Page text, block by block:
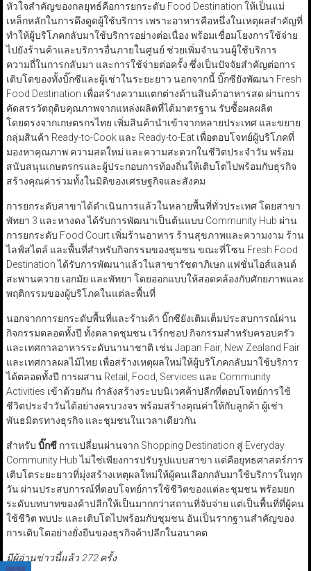
หัวใจสำคัญของกลยุทธ์คือการยกระดับ Food Destination ให้เป็นแม่
เหล็กหลักในการดึงดูดผู้ใช้บริการ เพราะอาหารคือหนึ่งในเหตุผลสำคัญที่
ทำให้ผู้บริโภคกลับมาใช้บริการอย่างต่อเนื่อง พร้อมเชื่อมโยงการใช้จ่าย
ไปยังร้านค้าและบริการอื่นภายในศูนย์ ช่วยเพิ่มจำนวนผู้ใช้บริการ
ความถี่ในการกลับมา และการใช้จ่ายต่อครั้ง ซึ่งเป็นปัจจัยสำคัญต่อการ
เติบโตของทั้งบิ๊กซีและผู้เช่าในระยะยาว นอกจากนี้ บิ๊กซียังพัฒนา Fresh
Food Destination เพื่อสร้างความแตกต่างด้านสินค้าอาหารสด ผ่านการ
คัดสรรวัตถุดิบคุณภาพจากแหล่งผลิตที่ได้มาตรฐาน รับซื้อผลผลิต
โดยตรงจากเกษตรกรไทย เพิ่มสินค้านำเข้าจากหลายประเทศ และขยาย
กลุ่มสินค้า Ready-to-Cook และ Ready-to-Eat เพื่อตอบโจทย์ผู้บริโภคที่
มองหาคุณภาพ ความสดใหม่ และความสะดวกในชีวิตประจำวัน พร้อม
สนับสนุนเกษตรกรและผู้ประกอบการท้องถิ่นให้เติบโตไปพร้อมกับธุรกิจ
สร้างคุณค่าร่วมทั้งในมิติของเศรษฐกิจและสังคม
การยกระดับสาขาได้ดำเนินการแล้วในหลายพื้นที่ทั่วประเทศ โดยสาขา
พัทยา 3 และหางดง ได้รับการพัฒนาเป็นต้นแบบ Community Hub ผ่าน
การยกระดับ Food Court เพิ่มร้านอาหาร ร้านสุขภาพและความงาม ร้าน
ไลฟ์สไตล์ และพื้นที่สำหรับกิจกรรมของชุมชน ขณะที่โซน Fresh Food
Destination ได้รับการพัฒนาแล้วในสาขารัชดาภิเษก แฟชั่นไอส์แลนด์
สะพานควาย เอกมัย และพัทยา โดยออกแบบให้สอดคล้องกับศักยภาพและ
พฤติกรรมของผู้บริโภคในแต่ละพื้นที่
นอกจากการยกระดับพื้นที่และร้านค้า บิ๊กซียังเติมเต็มประสบการณ์ผ่าน
กิจกรรมตลอดทั้งปี ทั้งตลาดชุมชน เวิร์กชอป กิจกรรมสำหรับครอบครัว
และเทศกาลอาหารระดับนานาชาติ เช่น Japan Fair, New Zealand Fair
และเทศกาลผลไม้ไทย เพื่อสร้างเหตุผลใหม่ให้ผู้บริโภคกลับมาใช้บริการ
ได้ตลอดทั้งปี การผสาน Retail, Food, Services และ Community
Activities เข้าด้วยกัน กำลังสร้างระบบนิเวศค้าปลีกที่ตอบโจทย์การใช้
ชีวิตประจำวันได้อย่างครบวงจร พร้อมสร้างคุณค่าให้กับลูกค้า ผู้เช่า
พันธมิตรทางธุรกิจ และชุมชนในเวลาเดียวกัน
สำหรับ บิ๊กซีการเปลี่ยนผ่านจาก Shopping Destination สู่ Everyday
Community Hub ไม่ใช่เพียงการปรับรูปแบบสาขา แต่คือยุทธศาสตร์การ
เติบโตระยะยาวที่มุ่งสร้างเหตุผลใหม่ให้ผู้คนเลือกกลับมาใช้บริการในทุก
วัน ผ่านประสบการณ์ที่ตอบโจทย์การใช้ชีวิตของแต่ละชุมชน พร้อมยก
ระดับบทบาทของค้าปลีกให้เป็นมากกว่าสถานที่จับจ่าย แต่เป็นพื้นที่ที่ผู้คน
ใช้ชีวิต พบปะ และเติบโตไปพร้อมกับชุมชน อันเป็นรากฐานสำคัญของ
การเติบโตอย่างยั่งยืนของธุรกิจค้าปลีกในอนาคต
มีผู้อ่านข่าวนี้แล้ว 272 ครั้ง